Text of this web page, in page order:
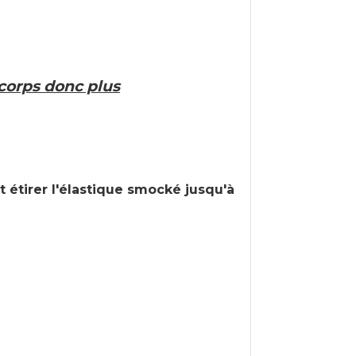
donc plus
étirer l'élastique smocké jusqu'à